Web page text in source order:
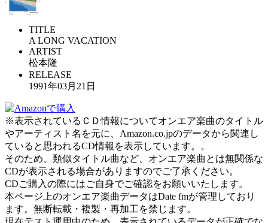
TITLE
A LONG VACATION
ARTIST
松本隆
RELEASE
1991年03月21日
※表示されているＣＤ情報についてオンエア楽曲のタイトル
やアーティスト名を元に、Amazon.co.jpのデータから関連し
ていると思われるCD情報を表示しています。。
そのため、類似タイトル曲など、オンエア楽曲とは無関係な
CDが表示される場合がありますのでご了承ください。
CDご購入の際にはご自身でご確認をお願いいたします。
本ページ上のオンエア楽曲データはDate fmが管理しており
ます。無断転載・複製・再加工を禁じます。